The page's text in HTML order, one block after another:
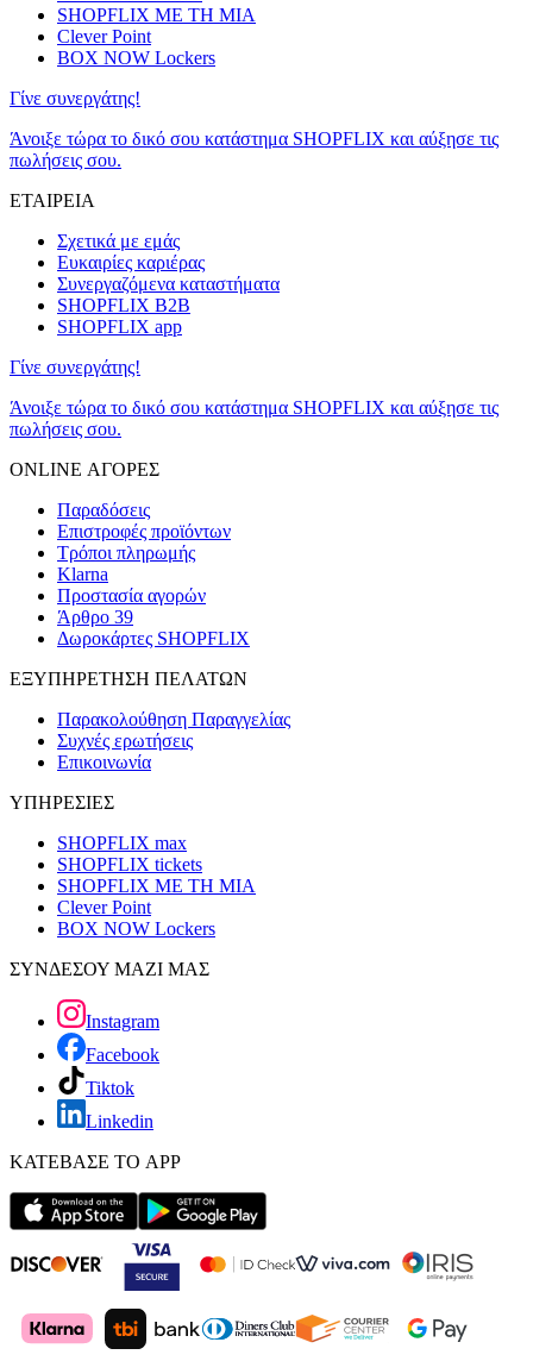
SHOPFLIX ΜΕ ΤΗ ΜΙΑ
Clever Point
BOX NOW Lockers
Γίνε συνεργάτης!
Άνοιξε τώρα το δικό σου κατάστημα SHOPFLIX και αύξησε τις
πωλήσεις σου.
ΕΤΑΙΡΕΙΑ
Σχετικά με εμάς
Ευκαιρίες καριέρας
Συνεργαζόμενα καταστήματα
SHOPFLIX B2B
SHOPFLIX app
Γίνε συνεργάτης!
Άνοιξε τώρα το δικό σου κατάστημα SHOPFLIX και αύξησε τις
πωλήσεις σου.
ONLINE ΑΓΟΡΕΣ
Παραδόσεις
Επιστροφές προϊόντων
Τρόποι πληρωμής
Klarna
Προστασία αγορών
Άρθρο 39
Δωροκάρτες SHOPFLIX
ΕΞΥΠΗΡΕΤΗΣΗ ΠΕΛΑΤΩΝ
Παρακολούθηση Παραγγελίας
Συχνές ερωτήσεις
Επικοινωνία
ΥΠΗΡΕΣΙΕΣ
SHOPFLIX max
SHOPFLIX tickets
SHOPFLIX ΜΕ ΤΗ ΜΙΑ
Clever Point
BOX NOW Lockers
ΣΥΝΔΕΣΟΥ ΜΑΖΙ ΜΑΣ
Instagram
Facebook
Tiktok
Linkedin
ΚΑΤΕΒΑΣΕ ΤΟ APP